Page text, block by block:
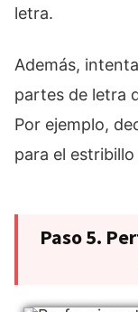
letra.
Además,
partes de letra
Por ejemplo,
para el
Paso 5.